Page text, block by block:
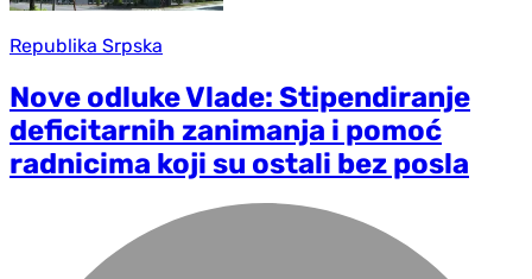
Republika Srpska
Nove odluke Vlade: Stipendiranje
deficitarnih zanimanja i pomoć
radnicima koji su ostali bez posla